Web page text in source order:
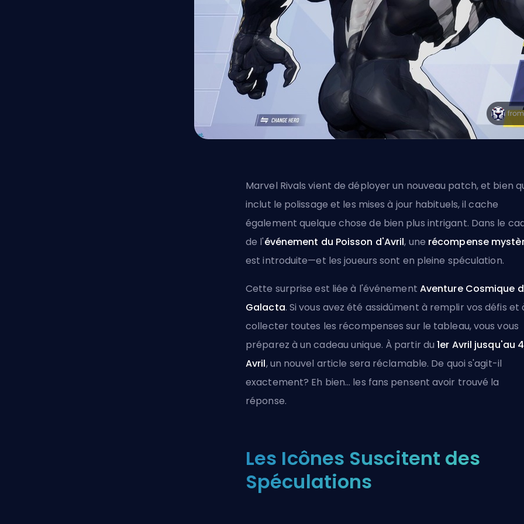
Marvel Rivals vient de déployer un nouveau patch, et bien
inclut le polissage et les mises à jour habituels, il cache
également quelque chose de bien plus intrigant. Dans le
de l'événement du Poisson d'Avril, une récompense
est introduite—et les joueurs sont en pleine spéculation.
Cette surprise est liée à l'événement Aventure Cosmique
Galacta. Si vous avez été assidûment à remplir vos défis et
collecter toutes les récompenses sur le tableau, vous vous
préparez à un cadeau unique. À partir du1er Avril jusqu'au 4
Avril, un nouvel article sera réclamable. De quoi s'agit-il
exactement? Eh bien... les fans pensent avoir trouvé la
réponse.
Les Icônes Suscitent des
Spéculations